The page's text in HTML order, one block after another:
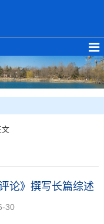
论》撰写长篇综述
30